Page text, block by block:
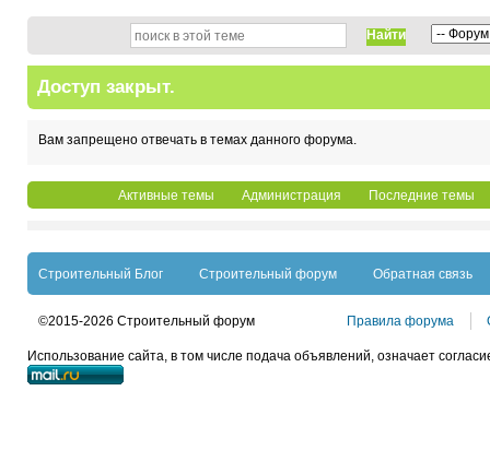
Найти
Доступ закрыт.
Вам запрещено отвечать в темах данного форума.
Активные темы Администрация Последние темы
Строительный Блог Строительный форум Обратная связь
©2015-2026 Строительный форум Правила форума
Использование сайта, в том числе подача объявлений, означает